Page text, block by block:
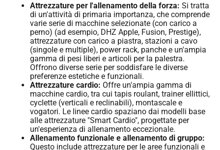
Attrezzature per l'allenamento della forza: Si tratta
di un'attività di primaria importanza, che comprende
varie serie di macchine selezionate (con carico a
perno) (ad esempio, DHZ Apple, Fusion, Prestige),
attrezzature con carico a piastra, stazioni a cavo
(singole e multiple), power rack, panche e un'ampia
gamma di pesi liberi e articoli per la palestra.
Offrono diverse serie per soddisfare le diverse
preferenze estetiche e funzionali.
Attrezzature cardio: Offre un'ampia gamma di
macchine cardio, tra cui tapis roulant, trainer ellittici,
cyclette (verticali e reclinabili), montascale e
vogatori. Le linee cardio spaziano dai modelli base
alle attrezzature "Smart Cardio", progettate per
un'esperienza di allenamento eccezionale.
Allenamento funzionale e allenamento di gruppo:
Questo include attrezzature per le aree funzionali e